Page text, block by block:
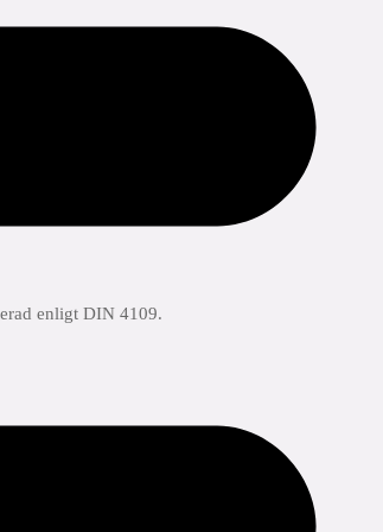
enligt DIN 4109.